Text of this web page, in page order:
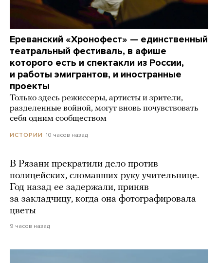
Ереванский «Хронофест» — единственный
театральный фестиваль, в афише
которого есть и спектакли из России,
и работы эмигрантов, и иностранные
проекты
Только здесь режиссеры, артисты и зрители,
разделенные войной, могут вновь почувствовать
себя одним сообществом
ИСТОРИИ 10 часов назад
В Рязани прекратили дело против
полицейских, сломавших руку учительнице.
Год назад ее задержали, приняв
за закладчицу, когда она фотографировала
цветы
9 часов назад